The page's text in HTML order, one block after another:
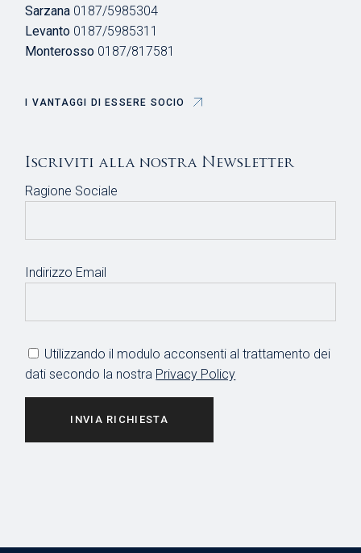
Sarzana 0187/5985304
Levanto 0187/5985311
Monterosso 0187/817581
I VANTAGGI DI ESSERE SOCIO
Iscriviti alla nostra Newsletter
Ragione Sociale
Indirizzo Email
Utilizzando il modulo acconsenti al trattamento dei
dati secondo la nostra Privacy Policy
INVIA RICHIESTA